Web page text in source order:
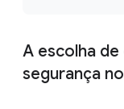
A escolha
segurança